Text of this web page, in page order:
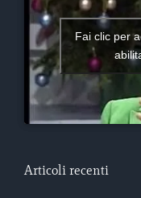
Fai clic per
Articoli recenti